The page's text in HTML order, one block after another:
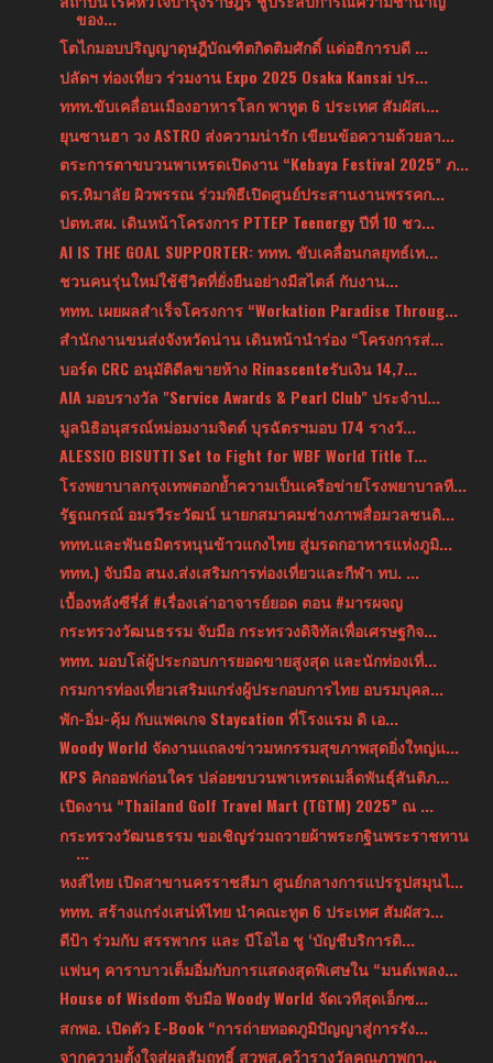
ของ...
โตไกมอบปริญญาดุษฎีบัณฑิตกิตติมศักดิ์ แด่อธิการบดี ...
ปลัดฯ ท่องเที่ยว ร่วมงาน Expo 2025 Osaka Kansai ปร...
ททท.ขับเคลื่อนเมืองอาหารโลก พาทูต 6 ประเทศ สัมผัสเ...
ยุนซานฮา วง ASTRO ส่งความน่ารัก เขียนข้อความด้วยลา...
ตระการตาขบวนพาเหรดเปิดงาน “Kebaya Festival 2025” ภ...
ดร.หิมาลัย ผิวพรรณ ร่วมพิธีเปิดศูนย์ประสานงานพรรคก...
ปตท.สผ. เดินหน้าโครงการ PTTEP Teenergy ปีที่ 10 ชว...
AI IS THE GOAL SUPPORTER: ททท. ขับเคลื่อนกลยุทธ์เท...
ชวนคนรุ่นใหม่ใช้ชีวิตที่ยั่งยืนอย่างมีสไตล์ กับงาน...
ททท. เผยผลสำเร็จโครงการ “Workation Paradise Throug...
สำนักงานขนส่งจังหวัดน่าน เดินหน้านำร่อง “โครงการส่...
บอร์ด CRC อนุมัติดีลขายห้าง Rinascenteรับเงิน 14,7...
AIA มอบรางวัล "Service Awards & Pearl Club" ประจำป...
มูลนิธิอนุสรณ์หม่อมงามจิตต์ บุรฉัตรฯมอบ 174 รางวั...
ALESSIO BISUTTI Set to Fight for WBF World Title T...
โรงพยาบาลกรุงเทพตอกย้ำความเป็นเครือข่ายโรงพยาบาลที...
รัฐณกรณ์ อมรวีระวัฒน์ นายกสมาคมช่างภาพสื่อมวลชนดิ...
ททท.และพันธมิตรหนุนข้าวแกงไทย สู่มรดกอาหารแห่งภูมิ...
ททท.) จับมือ สนง.ส่งเสริมการท่องเที่ยวและกีฬา ทบ. ...
เบื้องหลังซีรี่ส์ #เรื่องเล่าอาจารย์ยอด ตอน #มารผจญ
กระทรวงวัฒนธรรม จับมือ กระทรวงดิจิทัลเพื่อเศรษฐกิจ...
ททท. มอบโล่ผู้ประกอบการยอดขายสูงสุด และนักท่องเที่...
กรมการท่องเที่ยวเสริมแกร่งผู้ประกอบการไทย อบรมบุคล...
พัก-อิ่ม-คุ้ม กับแพคเกจ Staycation ที่โรงแรม ดิ เอ...
Woody World จัดงานแถลงข่าวมหกรรมสุขภาพสุดยิ่งใหญ่แ...
KPS คิกออฟก่อนใคร ปล่อยขบวนพาเหรดเมล็ดพันธุ์สันติภ...
เปิดงาน “Thailand Golf Travel Mart (TGTM) 2025” ณ ...
กระทรวงวัฒนธรรม ขอเชิญร่วมถวายผ้าพระกฐินพระราชทาน
...
หงส์ไทย เปิดสาขานครราชสีมา ศูนย์กลางการแปรรูปสมุนไ...
ททท. สร้างแกร่งเสน่ห์ไทย นำคณะทูต 6 ประเทศ สัมผัสว...
ดีป้า ร่วมกับ สรรพากร และ บีโอไอ ชู ‘บัญชีบริการดิ...
แฟนๆ คาราบาวเต็มอิ่มกับการแสดงสุดพิเศษใน “มนต์เพลง...
House of Wisdom จับมือ Woody World จัดเวทีสุดเอ็กซ...
สกพอ. เปิดตัว E-Book “การถ่ายทอดภูมิปัญญาสู่การรัง...
จากความตั้งใจสู่ผลสัมฤทธิ์ สวพส.คว้ารางวัลคุณภาพกา...